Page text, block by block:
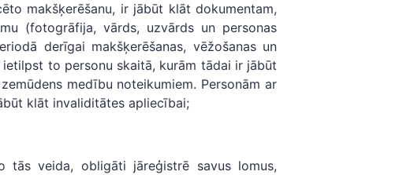
makšķerēšanu, ir jābūt klāt dokumentam,
(fotogrāfija, vārds, uzvārds un personas
derīgai makšķerēšanas, vēžošanas un
to personu skaitā, kurām tādai ir jābūt
medību noteikumiem. Personām ar
klāt invaliditātes apliecībai;
tās veida, obligāti jāreģistrē savus lomus,